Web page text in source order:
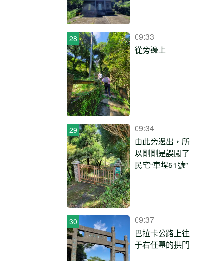
09:33
從旁邊上
09:34
由此旁邊出，所
以剛剛是誤闖了
民宅“車埕51號”
09:37
巴拉卡公路上往
于右任墓的拱門